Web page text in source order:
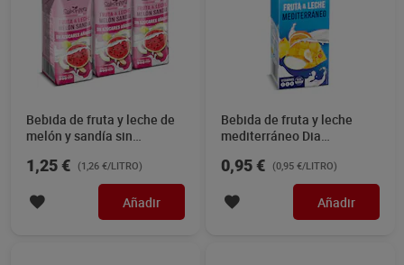
Bebida de fruta y leche de
melón y sandía sin
Saborfera pack 3 x 330 ml
1,25 € (1,26 €/LITRO)
Añadir
Bebida de fruta y leche
mediterráneo Dia
0,95 € (0,95 €/LITRO)
Añadir